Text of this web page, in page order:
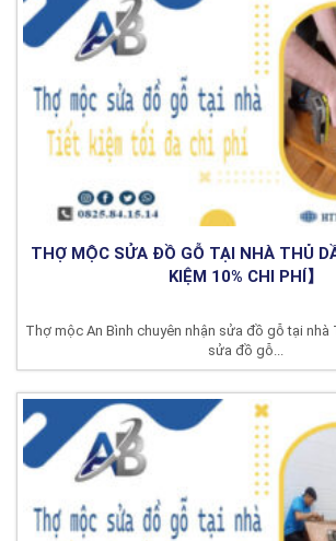
THỢ MỘC SỬA ĐỒ GỖ TẠI NHÀ THỦ
KIỆM 10% CHI PHÍ】
Thợ mộc An Bình chuyên nhận sửa đồ gỗ tại nhà
sửa đồ gỗ...